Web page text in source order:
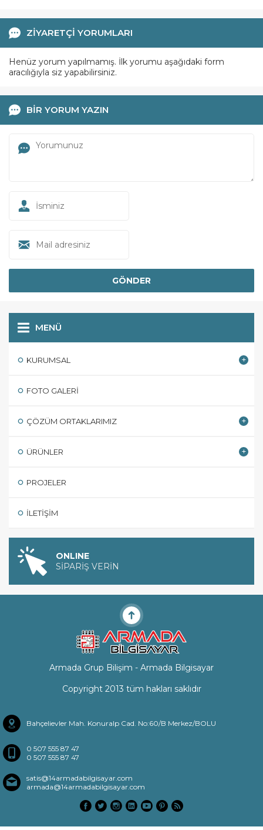
ZİYARETÇİ YORUMLARI
Henüz yorum yapılmamış. İlk yorumu aşağıdaki form
aracılığıyla siz yapabilirsiniz.
BİR YORUM YAZIN
MENÜ
KURUMSAL
FOTO GALERI
ÇÖZÜM ORTAKLARIMIZ
ÜRÜNLER
PROJELER
İLETIŞIM
ONLINE
SİPARİŞ VERİN
Armada Grup Bilişim - Armada Bilgisayar
Copyright 2013 tüm hakları saklıdır
Bahçelievler Mah. Konuralp Cad. No:60/B Merkez/BOLU
0 507 555 87 47
0 507 555 87 47
satis@14armadabilgisayar.com
armada@14armadabilgisayar.com